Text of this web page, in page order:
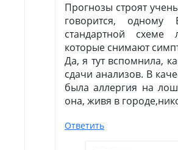
Прогнозы строят
говорится, одному
стандартной схеме
которые снимают
Да, я тут вспомнила,
сдачи анализов. В
была аллергия на
она, живя в
Ответить